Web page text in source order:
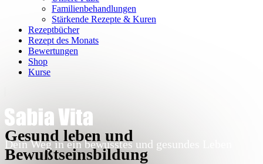
Familienbehandlungen
Stärkende Rezepte & Kuren
Rezeptbücher
Rezept des Monats
Bewertungen
Shop
Kurse
Dein Weg in ein bewusstes und gesundes Leben
Gesund leben und
Bewußtseinsbildung